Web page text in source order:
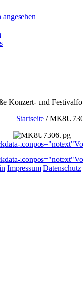
Konzert- und
Startseite/
data-iconpos="notext"
data-iconpos="notext"
Impressum Datenschutz